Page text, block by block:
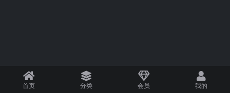
首页 分类 会员 我的